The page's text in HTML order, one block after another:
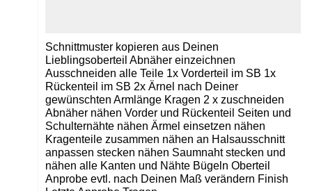
Schnittmuster kopieren aus Deinen
Lieblingsoberteil Abnäher einzeichnen
Ausschneiden alle Teile 1x Vorderteil im SB 1x
Rückenteil im SB 2x Ärnel nach Deiner
gewünschten Armlänge Kragen 2 x zuschneiden
Abnäher nähen Vorder und Rückenteil Seiten und
Schulternähte nähen Ärmel einsetzen nähen
Kragenteile zusammen nähen an Halsausschnitt
anpassen stecken nähen Saumnaht stecken und
nähen alle Kanten und Nähte Bügeln Oberteil
Anprobe evtl. nach Deinen Maß verändern Finish